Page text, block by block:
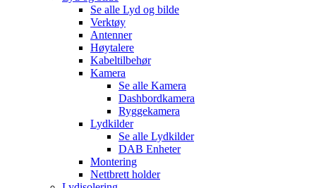
Se alle Lyd og bilde
Verktøy
Antenner
Høytalere
Kabeltilbehør
Kamera
Se alle Kamera
Dashbordkamera
Ryggekamera
Lydkilder
Se alle Lydkilder
DAB Enheter
Montering
Nettbrett holder